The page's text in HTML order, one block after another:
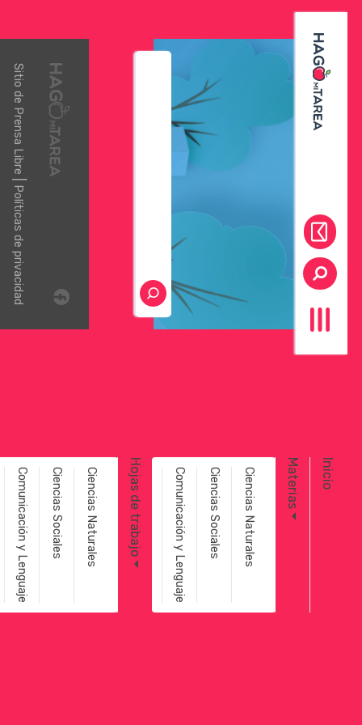
Inicio
Materias
Ciencias Naturales
Ciencias Sociales
Comunicación y Lenguaje
Hojas de trabajo
Ciencias Naturales
Ciencias Sociales
Comunicación y Lenguaje
Toggle navigation
Sitio de
Prensa Libre
|
Políticas de privacidad